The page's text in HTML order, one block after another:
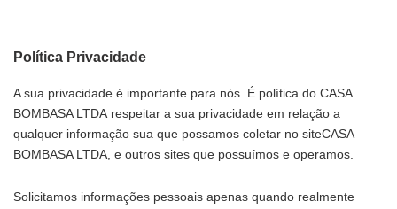
Política Privacidade
A sua privacidade é importante para nós. É política do CASA
BOMBASA LTDA respeitar a sua privacidade em relação a
qualquer informação sua que possamos coletar no siteCASA
BOMBASA LTDA , e outros sites que possuímos e operamos.
Solicitamos informações pessoais apenas quando realmente